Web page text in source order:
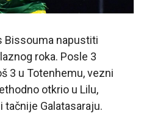
Bissouma napustiti
roka. Posle 3
3 u Totenhemu, vezni
otkrio u Lilu,
tačnije Galatasaraju.